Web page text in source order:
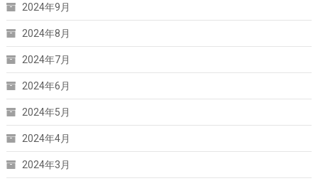
2024年9月
2024年8月
2024年7月
2024年6月
2024年5月
2024年4月
2024年3月